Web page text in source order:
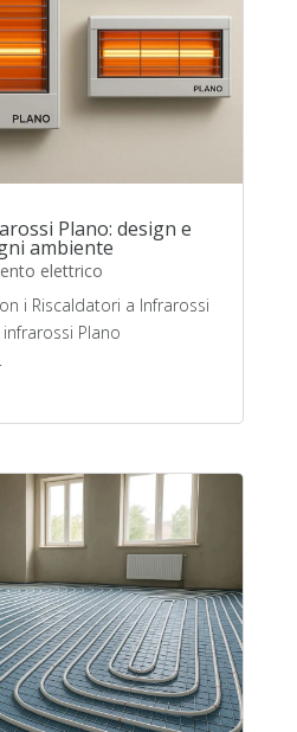
Plano: design e
ambiente
elettrico
i Riscaldatori a Infrarossi
Plano